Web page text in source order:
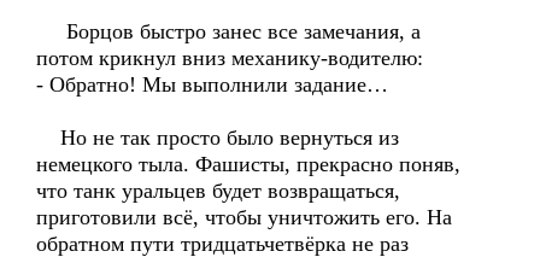
Борцов быстро занес все замечания, а
потом крикнул вниз механику-водителю:
- Обратно! Мы выполнили задание…
Но не так просто было вернуться из
немецкого тыла. Фашисты, прекрасно поняв,
что танк уральцев будет возвращаться,
приготовили всё, чтобы уничтожить его. На
обратном пути тридцатьчетвёрка не раз